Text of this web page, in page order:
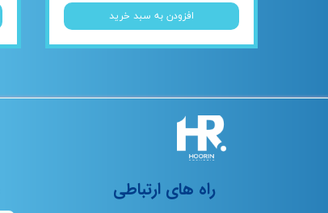
افزودن به سبد خرید
راه های ارتباطی